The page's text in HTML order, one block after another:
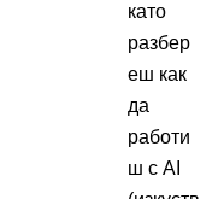
като
разбер
еш как
да
работи
ш с AI